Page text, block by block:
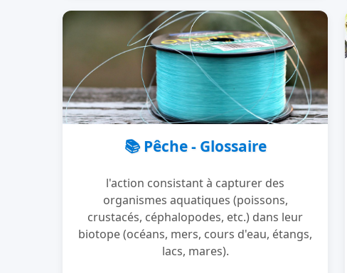
📚 Pêche - Glossaire
l'action consistant à capturer des
organismes aquatiques (poissons,
crustacés, céphalopodes, etc.) dans leur
biotope (océans, mers, cours d'eau, étangs,
lacs, mares).